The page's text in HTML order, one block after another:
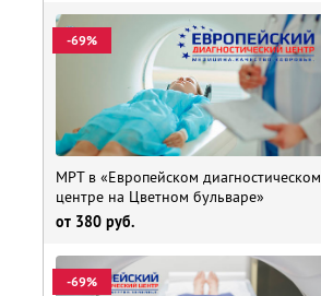
-69%
МРТ в «Европейском диагностическом
центре на Цветном бульваре»
от 380 руб.
-69%